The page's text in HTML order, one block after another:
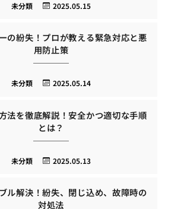
2025.05.15
未分類
の紛失！プロが教える緊急対応と悪
用防止策
2025.05.14
未分類
法を徹底解説！安全かつ適切な手順
とは？
2025.05.13
未分類
ル解決！紛失、閉じ込め、故障時の
対処法